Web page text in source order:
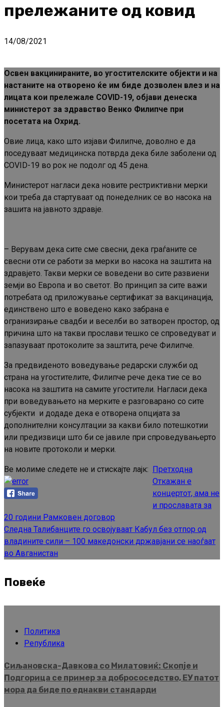
прележаните од ковид
14/08/2021
Освен вакцинираните, во угостителските објекти и на
настаните на отворено ќе им биде дозволен влез и на
лицата кои прележале COVID-19, објави денеска
министерот за здравство Венко Филипче при
посетата на Охрид.
Овие лица, како што изјави Филипче, доволно е да
поседуваат медицинска потврда дека биле заболени од
COVID-19 во рок не подолг од 45 дена.
Министерот нагласи дека новите рестриктивни мерки
кои треба да стартуваат од понеделник се во насока на
зашита на јавното здравје.
– Верувам дека сите сме свесни, дека граѓаните се
свесни оти се работи за мерки во насока на заштита на
здравјето. Такви мерки се воведени во сите развиени
земји во Европа и во светот. Во принцип за сите важи
потребата од приложување сертификат за вакцинација,
единствено што е воведено како забрана е
огранизирање свадби и веселби во затворен простор, од
причина што на такви прослави тешко се спроведуват и
запазуваат протоколите за заштита, рече Филипче.
За предвиденото воведување редарски служби од
страна на угостителите, Филипче рече дека тие се во
насока на заштита на самите угостители. Нагласи дека
при воведувањето на мерките е разговарано со сите
субјекти и додаде дека е отворена опцијата за
дополнителни консултации за какви било потешкотии
или предизвици што би се јавиле при спроведувањерто
на новите протоколи и мерки.
Ве молиме следете не и стискајте лајк:
Continue
Reading
Претходна
Откажан е
концертот, ама не
и прославата за
20 години Рамковен договор
Следна Талибанците го освојуваат Кабул без отпор од
владините сили – 100 македонски државјани се наоѓаат
во Авганистан
Повеќе
Политика
Република
Сиљановска-Давкова со Милатовиќ: Скопје и
Подгорица се пример за добрососедство, ЕУ патот
мора да биде по еднакви стандарди